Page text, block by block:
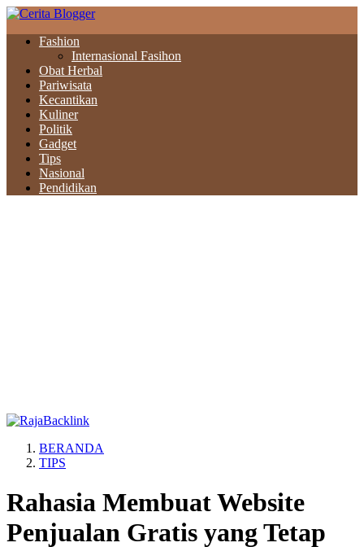
Fashion
Internasional Fasihon
Obat Herbal
Pariwisata
Kecantikan
Kuliner
Politik
Gadget
Tips
Nasional
Pendidikan
BERANDA
TIPS
Rahasia Membuat Website
Penjualan Gratis yang Tetap